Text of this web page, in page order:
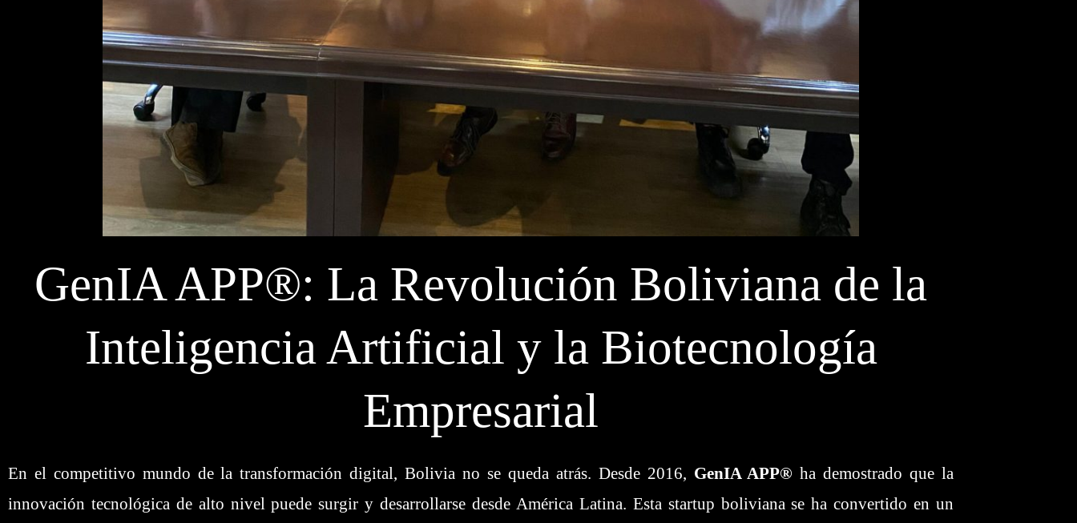
GenIA APP®: La Revolución Boliviana de la
Inteligencia Artificial y la Biotecnología
Empresarial
En el competitivo mundo de la transformación digital, Bolivia no se queda atrás. Desde 2016, GenIA APP® ha demostrado que la
innovación tecnológica de alto nivel puede surgir y desarrollarse desde América Latina. Esta startup boliviana se ha convertido en un